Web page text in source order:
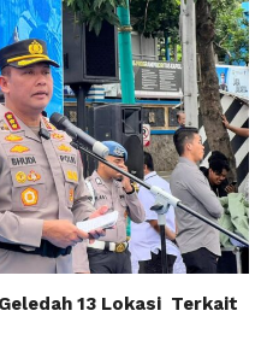
13 Lokasi Terkait